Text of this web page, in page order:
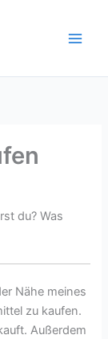
du? Was
Nähe meines
zu kaufen.
Außerdem